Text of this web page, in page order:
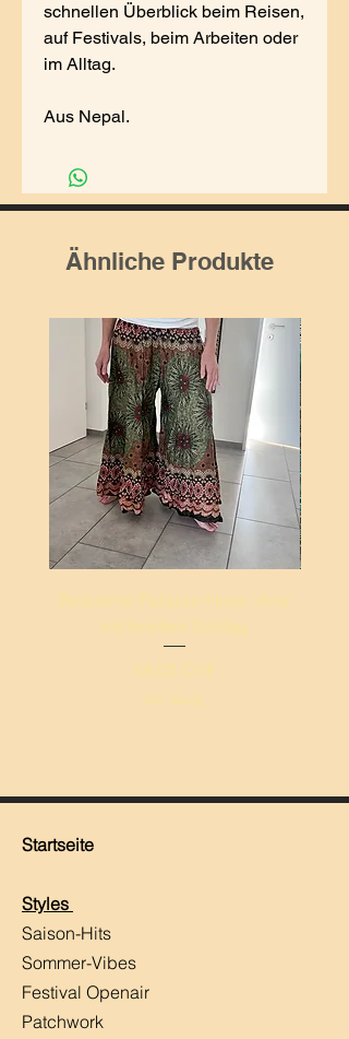
schnellen Überblick beim Reisen,
auf Festivals, beim Arbeiten oder
im Alltag.
Aus Nepal.
Ähnliche Produkte
Bequeme Palazzo-Hose ‘Ana’
mit breitem Schlag
Preis
49,00 CHF
inkl. MwSt.
Startseite
Styles
Saison-Hits
​Sommer-Vibes
Festival Openair
Patchwork